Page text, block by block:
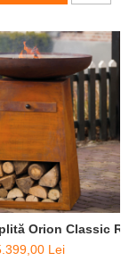
pizza inclus)
Orion Classic
Lei